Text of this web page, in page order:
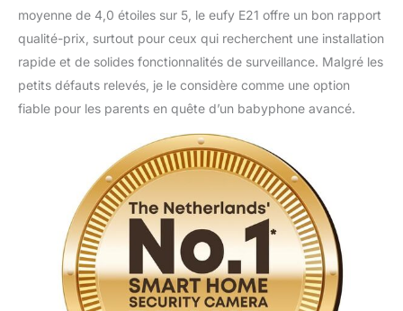
moyenne de 4,0 étoiles sur 5, le eufy E21 offre un bon rapport
qualité-prix, surtout pour ceux qui recherchent une installation
rapide et de solides fonctionnalités de surveillance. Malgré les
petits défauts relevés, je le considère comme une option
fiable pour les parents en quête d’un babyphone avancé.